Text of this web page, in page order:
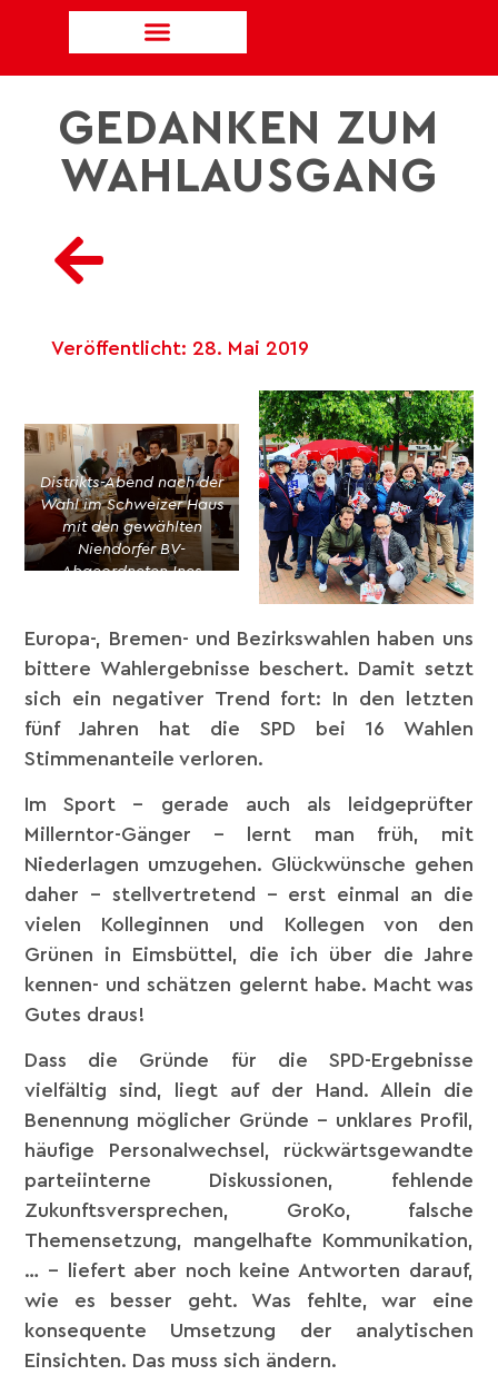
GEDANKEN ZUM
WAHLAUSGANG
Veröffentlicht: 28. Mai 2019
Distrikts-Abend nach der
Wahl im Schweizer Haus
mit den gewählten
Niendorfer BV-
Abgeordneten Ines
Europa-, Bremen- und Bezirkswahlen haben uns
bittere Wahlergebnisse beschert. Damit setzt
sich ein negativer Trend fort: In den letzten
fünf Jahren hat die SPD bei 16 Wahlen
Stimmenanteile verloren.
Im Sport – gerade auch als leidgeprüfter
Millerntor-Gänger – lernt man früh, mit
Niederlagen umzugehen. Glückwünsche gehen
daher – stellvertretend – erst einmal an die
vielen Kolleginnen und Kollegen von den
Grünen in Eimsbüttel, die ich über die Jahre
kennen- und schätzen gelernt habe. Macht was
Gutes draus!
Dass die Gründe für die SPD-Ergebnisse
vielfältig sind, liegt auf der Hand. Allein die
Benennung möglicher Gründe – unklares Profil,
häufige Personalwechsel, rückwärtsgewandte
parteiinterne Diskussionen, fehlende
Zukunftsversprechen, GroKo, falsche
Themensetzung, mangelhafte Kommunikation,
… – liefert aber noch keine Antworten darauf,
wie es besser geht. Was fehlte, war eine
konsequente Umsetzung der analytischen
Einsichten. Das muss sich ändern.